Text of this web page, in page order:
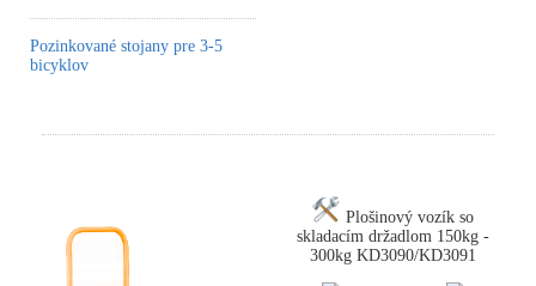
Pozinkované stojany pre 3-5
bicyklov
Plošinový vozík so
skladacím držadlom 150kg -
300kg KD3090/KD3091